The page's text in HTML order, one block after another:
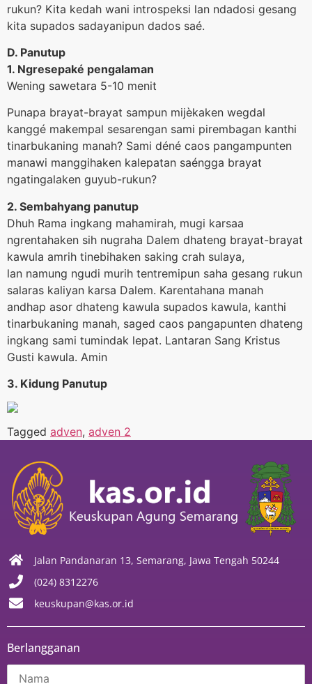
rukun? Kita kedah wani introspeksi lan ndadosi gesang
kita supados sadayanipun dados saé.
D. Panutup
1. Ngresepaké pengalaman
Wening sawetara 5-10 menit
Punapa brayat-brayat sampun mijèkaken wegdal
kanggé makempal sesarengan sami pirembagan kanthi
tinarbukaning manah? Sami déné caos pangampunten
manawi manggihaken kalepatan saéngga brayat
ngatingalaken guyub-rukun?
2. Sembahyang panutup
Dhuh Rama ingkang mahamirah, mugi karsaa
ngrentahaken sih nugraha Dalem dhateng brayat-brayat
kawula amrih tinebihaken saking crah sulaya,
lan namung ngudi murih tentremipun saha gesang rukun
salaras kaliyan karsa Dalem. Karentahana manah
andhap asor dhateng kawula supados kawula, kanthi
tinarbukaning manah, saged caos pangapunten dhateng
ingkang sami tumindak lepat. Lantaran Sang Kristus
Gusti kawula. Amin
3. Kidung Panutup
Tagged adven, adven 2
Jalan Pandanaran 13, Semarang, Jawa Tengah 50244
(024) 8312276
keuskupan@kas.or.id
Berlangganan